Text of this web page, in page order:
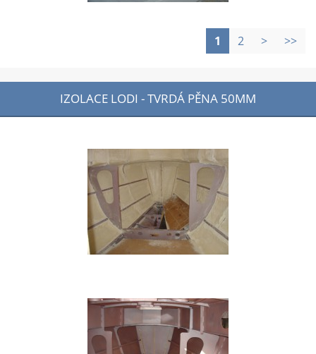
1 2 > >>
IZOLACE LODI - TVRDÁ PĚNA 50MM